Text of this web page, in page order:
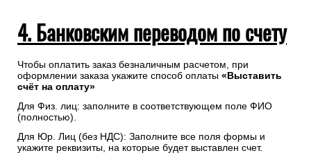
4. Банковским переводом по счету
Чтобы оплатить заказ безналичным расчетом, при
оформлении заказа укажите способ оплаты «Выставить
счёт на оплату»
Для Физ. лиц: заполните в соответствующем поле ФИО
(полностью).
Для Юр. Лиц (без НДС): Заполните все поля формы и
укажите реквизиты, на которые будет выставлен счет.